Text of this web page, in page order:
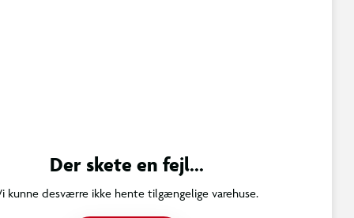
Der skete en fejl...
kunne desværre ikke hente tilgængelige varehuse.